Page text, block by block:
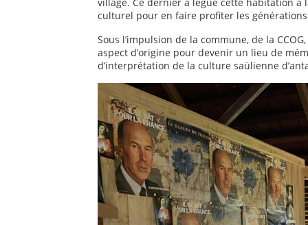
culturel pour en faire profiter les
Sous l’impulsion de la commune, de la
aspect d’origine pour devenir un lieu de
d’interprétation de la culture saülienne